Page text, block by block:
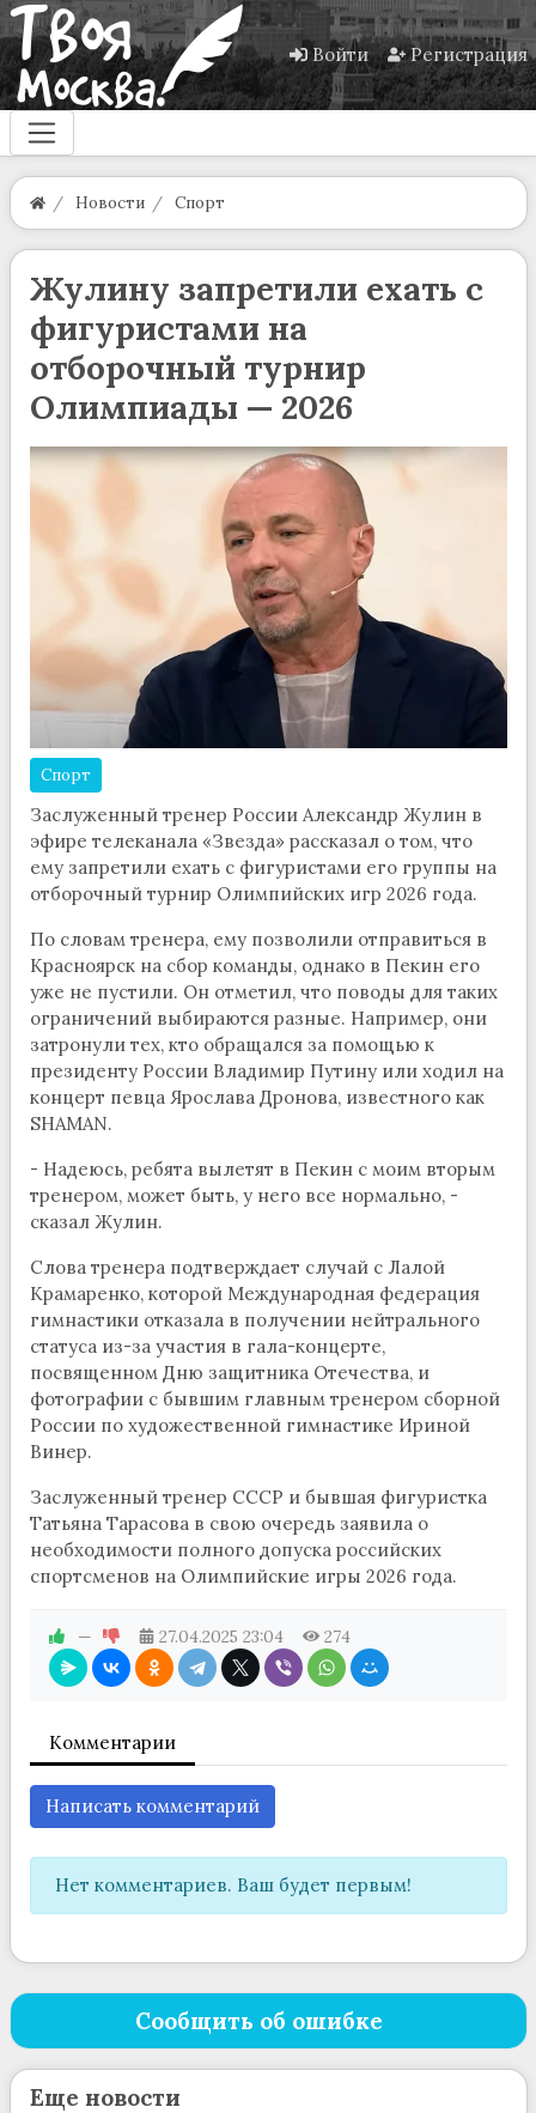
Войти Регистрация
Новости Спорт
Жулину запретили ехать с
фигуристами на
отборочный турнир
Олимпиады — 2026
Спорт
Заслуженный тренер России Александр Жулин в
эфире телеканала «Звезда» рассказал о том, что
ему запретили ехать с фигуристами его группы на
отборочный турнир Олимпийских игр 2026 года.
По словам тренера, ему позволили отправиться в
Красноярск на сбор команды, однако в Пекин его
уже не пустили. Он отметил, что поводы для таких
ограничений выбираются разные. Например, они
затронули тех, кто обращался за помощью к
президенту России Владимир Путину или ходил на
концерт певца Ярослава Дронова, известного как
SHAMAN.
- Надеюсь, ребята вылетят в Пекин с моим вторым
тренером, может быть, у него все нормально, -
сказал Жулин.
Слова тренера подтверждает случай с Лалой
Крамаренко, которой Международная федерация
гимнастики отказала в получении нейтрального
статуса из-за участия в гала-концерте,
посвященном Дню защитника Отечества, и
фотографии с бывшим главным тренером сборной
России по художественной гимнастике Ириной
Винер.
Заслуженный тренер СССР и бывшая фигуристка
Татьяна Тарасова в свою очередь заявила о
необходимости полного допуска российских
спортсменов на Олимпийские игры 2026 года.
— 27.04.2025 23:04 274
Комментарии
Написать комментарий
Нет комментариев. Ваш будет первым!
Сообщить об ошибке
Еще новости